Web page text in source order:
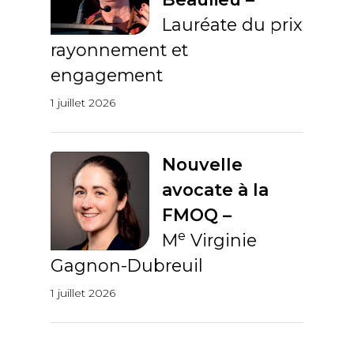
Lauréate du prix
rayonnement et
engagement
1 juillet 2026
Nouvelle
avocate à la
FMOQ –
Me Virginie
Gagnon-Dubreuil
1 juillet 2026